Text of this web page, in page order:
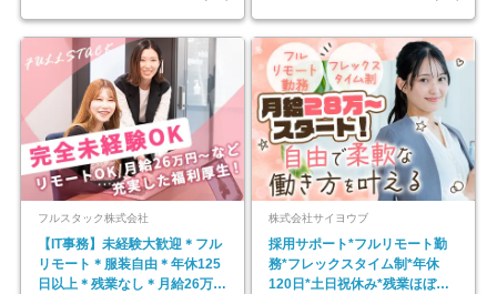
フルスタック株式会社
【IT事務】未経験大歓迎＊フル
リモート＊服装自由＊年休125
日以上＊残業なし＊月給26万円
株式会社サイヨウブ
採用サポート*フルリモート勤
務*フレックスタイム制*年休
120日*土日祝休み*残業ほぼな